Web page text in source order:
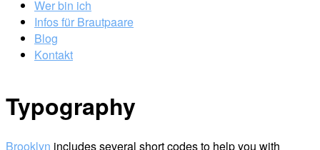
Wer bin ich
Infos für Brautpaare
Blog
Kontakt
Typography
Brooklyn includes several short codes to help you with